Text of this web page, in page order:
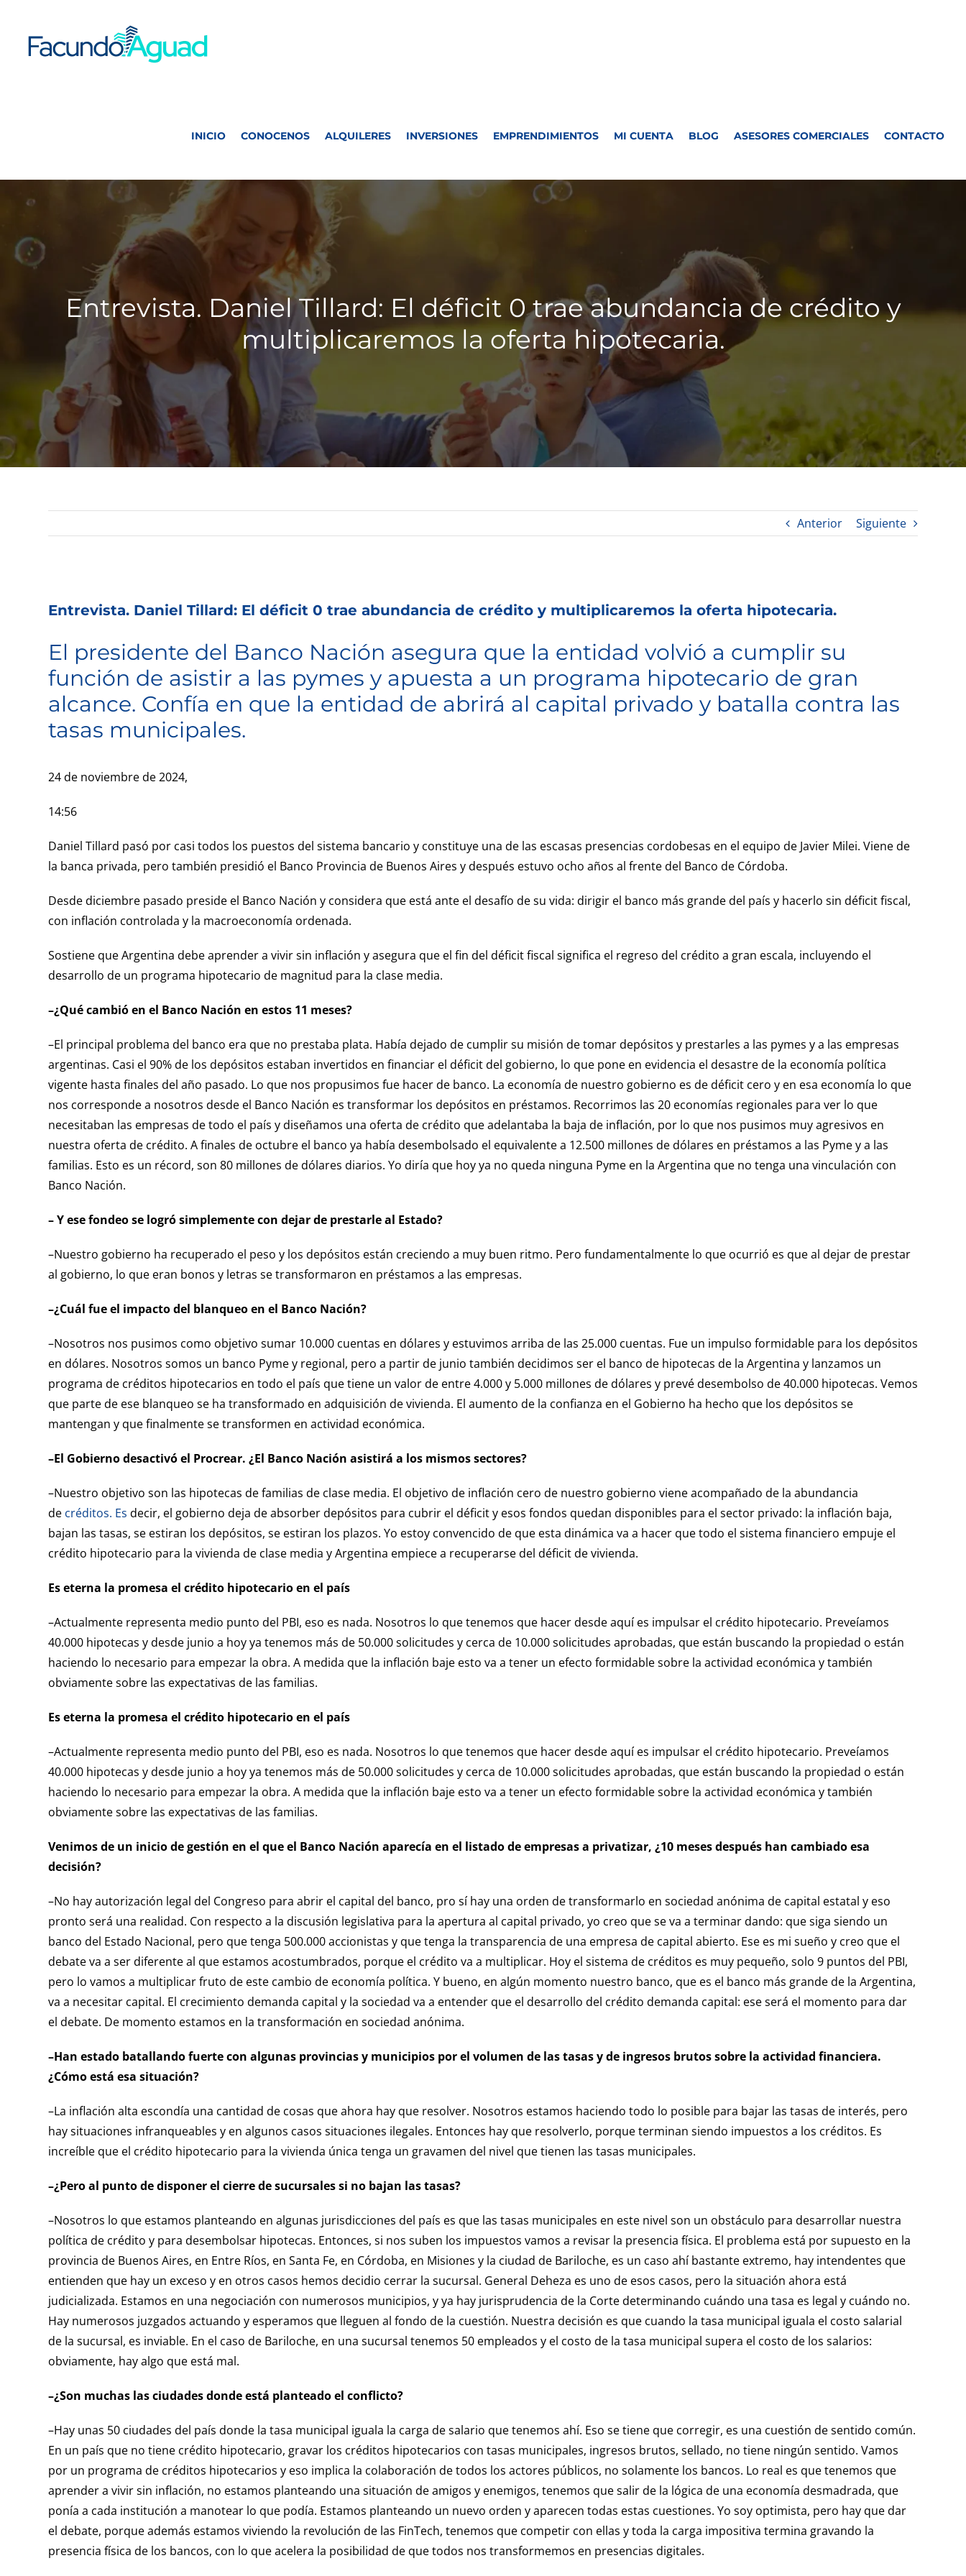
contenido
INICIO CONOCENOS ALQUILERES INVERSIONES EMPRENDIMIENTOS MI CUENTA BLOG ASESORES COMERCIALES CONTACTO
Entrevista. Daniel Tillard: El déficit 0 trae abundancia de crédito y
multiplicaremos la oferta hipotecaria.
Anterior Siguiente
imagen
grande
Entrevista. Daniel Tillard: El déficit 0 trae abundancia de crédito y multiplicaremos la oferta hipotecaria.
El presidente del Banco Nación asegura que la entidad volvió a cumplir su
función de asistir a las pymes y apuesta a un programa hipotecario de gran
alcance. Confía en que la entidad de abrirá al capital privado y batalla contra las
tasas municipales.
24 de noviembre de 2024,
14:56
Daniel Tillard pasó por casi todos los puestos del sistema bancario y constituye una de las escasas presencias cordobesas en el equipo de Javier Milei. Viene de
la banca privada, pero también presidió el Banco Provincia de Buenos Aires y después estuvo ocho años al frente del Banco de Córdoba.
Desde diciembre pasado preside el Banco Nación y considera que está ante el desafío de su vida: dirigir el banco más grande del país y hacerlo sin déficit fiscal,
con inflación controlada y la macroeconomía ordenada.
Sostiene que Argentina debe aprender a vivir sin inflación y asegura que el fin del déficit fiscal significa el regreso del crédito a gran escala, incluyendo el
desarrollo de un programa hipotecario de magnitud para la clase media.
–¿Qué cambió en el Banco Nación en estos 11 meses?
–El principal problema del banco era que no prestaba plata. Había dejado de cumplir su misión de tomar depósitos y prestarles a las pymes y a las empresas
argentinas. Casi el 90% de los depósitos estaban invertidos en financiar el déficit del gobierno, lo que pone en evidencia el desastre de la economía política
vigente hasta finales del año pasado. Lo que nos propusimos fue hacer de banco. La economía de nuestro gobierno es de déficit cero y en esa economía lo que
nos corresponde a nosotros desde el Banco Nación es transformar los depósitos en préstamos. Recorrimos las 20 economías regionales para ver lo que
necesitaban las empresas de todo el país y diseñamos una oferta de crédito que adelantaba la baja de inflación, por lo que nos pusimos muy agresivos en
nuestra oferta de crédito. A finales de octubre el banco ya había desembolsado el equivalente a 12.500 millones de dólares en préstamos a las Pyme y a las
familias. Esto es un récord, son 80 millones de dólares diarios. Yo diría que hoy ya no queda ninguna Pyme en la Argentina que no tenga una vinculación con
Banco Nación.
– Y ese fondeo se logró simplemente con dejar de prestarle al Estado?
–Nuestro gobierno ha recuperado el peso y los depósitos están creciendo a muy buen ritmo. Pero fundamentalmente lo que ocurrió es que al dejar de prestar
al gobierno, lo que eran bonos y letras se transformaron en préstamos a las empresas.
–¿Cuál fue el impacto del blanqueo en el Banco Nación?
–Nosotros nos pusimos como objetivo sumar 10.000 cuentas en dólares y estuvimos arriba de las 25.000 cuentas. Fue un impulso formidable para los depósitos
en dólares. Nosotros somos un banco Pyme y regional, pero a partir de junio también decidimos ser el banco de hipotecas de la Argentina y lanzamos un
programa de créditos hipotecarios en todo el país que tiene un valor de entre 4.000 y 5.000 millones de dólares y prevé desembolso de 40.000 hipotecas. Vemos
que parte de ese blanqueo se ha transformado en adquisición de vivienda. El aumento de la confianza en el Gobierno ha hecho que los depósitos se
mantengan y que finalmente se transformen en actividad económica.
–El Gobierno desactivó el Procrear. ¿El Banco Nación asistirá a los mismos sectores?
–Nuestro objetivo son las hipotecas de familias de clase media. El objetivo de inflación cero de nuestro gobierno viene acompañado de la abundancia
de créditos. Es decir, el gobierno deja de absorber depósitos para cubrir el déficit y esos fondos quedan disponibles para el sector privado: la inflación baja,
bajan las tasas, se estiran los depósitos, se estiran los plazos. Yo estoy convencido de que esta dinámica va a hacer que todo el sistema financiero empuje el
crédito hipotecario para la vivienda de clase media y Argentina empiece a recuperarse del déficit de vivienda.
Es eterna la promesa el crédito hipotecario en el país
–Actualmente representa medio punto del PBI, eso es nada. Nosotros lo que tenemos que hacer desde aquí es impulsar el crédito hipotecario. Preveíamos
40.000 hipotecas y desde junio a hoy ya tenemos más de 50.000 solicitudes y cerca de 10.000 solicitudes aprobadas, que están buscando la propiedad o están
haciendo lo necesario para empezar la obra. A medida que la inflación baje esto va a tener un efecto formidable sobre la actividad económica y también
obviamente sobre las expectativas de las familias.
Es eterna la promesa el crédito hipotecario en el país
–Actualmente representa medio punto del PBI, eso es nada. Nosotros lo que tenemos que hacer desde aquí es impulsar el crédito hipotecario. Preveíamos
40.000 hipotecas y desde junio a hoy ya tenemos más de 50.000 solicitudes y cerca de 10.000 solicitudes aprobadas, que están buscando la propiedad o están
haciendo lo necesario para empezar la obra. A medida que la inflación baje esto va a tener un efecto formidable sobre la actividad económica y también
obviamente sobre las expectativas de las familias.
Venimos de un inicio de gestión en el que el Banco Nación aparecía en el listado de empresas a privatizar, ¿10 meses después han cambiado esa
decisión?
–No hay autorización legal del Congreso para abrir el capital del banco, pro sí hay una orden de transformarlo en sociedad anónima de capital estatal y eso
pronto será una realidad. Con respecto a la discusión legislativa para la apertura al capital privado, yo creo que se va a terminar dando: que siga siendo un
banco del Estado Nacional, pero que tenga 500.000 accionistas y que tenga la transparencia de una empresa de capital abierto. Ese es mi sueño y creo que el
debate va a ser diferente al que estamos acostumbrados, porque el crédito va a multiplicar. Hoy el sistema de créditos es muy pequeño, solo 9 puntos del PBI,
pero lo vamos a multiplicar fruto de este cambio de economía política. Y bueno, en algún momento nuestro banco, que es el banco más grande de la Argentina,
va a necesitar capital. El crecimiento demanda capital y la sociedad va a entender que el desarrollo del crédito demanda capital: ese será el momento para dar
el debate. De momento estamos en la transformación en sociedad anónima.
–Han estado batallando fuerte con algunas provincias y municipios por el volumen de las tasas y de ingresos brutos sobre la actividad financiera.
¿Cómo está esa situación?
–La inflación alta escondía una cantidad de cosas que ahora hay que resolver. Nosotros estamos haciendo todo lo posible para bajar las tasas de interés, pero
hay situaciones infranqueables y en algunos casos situaciones ilegales. Entonces hay que resolverlo, porque terminan siendo impuestos a los créditos. Es
increíble que el crédito hipotecario para la vivienda única tenga un gravamen del nivel que tienen las tasas municipales.
–¿Pero al punto de disponer el cierre de sucursales si no bajan las tasas?
–Nosotros lo que estamos planteando en algunas jurisdicciones del país es que las tasas municipales en este nivel son un obstáculo para desarrollar nuestra
política de crédito y para desembolsar hipotecas. Entonces, si nos suben los impuestos vamos a revisar la presencia física. El problema está por supuesto en la
provincia de Buenos Aires, en Entre Ríos, en Santa Fe, en Córdoba, en Misiones y la ciudad de Bariloche, es un caso ahí bastante extremo, hay intendentes que
entienden que hay un exceso y en otros casos hemos decidio cerrar la sucursal. General Deheza es uno de esos casos, pero la situación ahora está
judicializada. Estamos en una negociación con numerosos municipios, y ya hay jurisprudencia de la Corte determinando cuándo una tasa es legal y cuándo no.
Hay numerosos juzgados actuando y esperamos que lleguen al fondo de la cuestión. Nuestra decisión es que cuando la tasa municipal iguala el costo salarial
de la sucursal, es inviable. En el caso de Bariloche, en una sucursal tenemos 50 empleados y el costo de la tasa municipal supera el costo de los salarios:
obviamente, hay algo que está mal.
–¿Son muchas las ciudades donde está planteado el conflicto?
–Hay unas 50 ciudades del país donde la tasa municipal iguala la carga de salario que tenemos ahí. Eso se tiene que corregir, es una cuestión de sentido común.
En un país que no tiene crédito hipotecario, gravar los créditos hipotecarios con tasas municipales, ingresos brutos, sellado, no tiene ningún sentido. Vamos
por un programa de créditos hipotecarios y eso implica la colaboración de todos los actores públicos, no solamente los bancos. Lo real es que tenemos que
aprender a vivir sin inflación, no estamos planteando una situación de amigos y enemigos, tenemos que salir de la lógica de una economía desmadrada, que
ponía a cada institución a manotear lo que podía. Estamos planteando un nuevo orden y aparecen todas estas cuestiones. Yo soy optimista, pero hay que dar
el debate, porque además estamos viviendo la revolución de las FinTech, tenemos que competir con ellas y toda la carga impositiva termina gravando la
presencia física de los bancos, con lo que acelera la posibilidad de que todos nos transformemos en presencias digitales.